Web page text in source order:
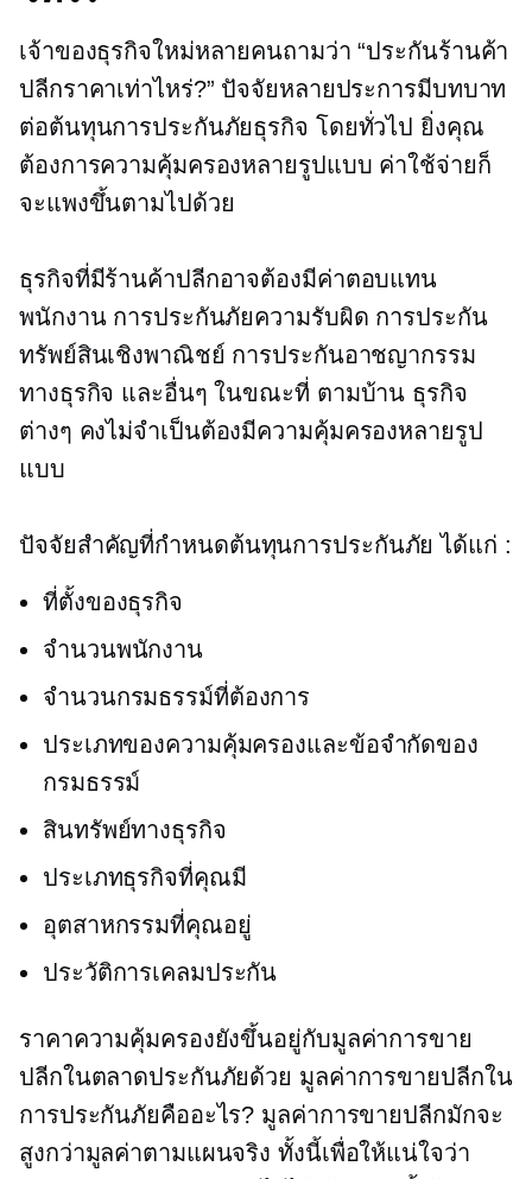
เจ้าของธุรกิจใหม่หลายคนถามว่า “ประกันร้านค้า
ปลีกราคาเท่าไหร่?” ปัจจัยหลายประการมีบทบาท
ต่อต้นทุนการประกันภัยธุรกิจ โดยทั่วไป ยิ่งคุณ
ต้องการความคุ้มครองหลายรูปแบบ ค่าใช้จ่ายก็
จะแพงขึ้นตามไปด้วย
ธุรกิจที่มีร้านค้าปลีกอาจต้องมีค่าตอบแทน
พนักงาน การประกันภัยความรับผิด การประกัน
ทรัพย์สินเชิงพาณิชย์ การประกันอาชญากรรม
ทางธุรกิจ และอื่นๆ ในขณะที่ ตามบ้าน ธุรกิจ
ต่างๆ คงไม่จำเป็นต้องมีความคุ้มครองหลายรูป
แบบ
ปัจจัยสำคัญที่กำหนดต้นทุนการประกันภัย ได้แก่ :
ที่ตั้งของธุรกิจ
จำนวนพนักงาน
จำนวนกรมธรรม์ที่ต้องการ
ประเภทของความคุ้มครองและข้อจำกัดของ
กรมธรรม์
สินทรัพย์ทางธุรกิจ
ประเภทธุรกิจที่คุณมี
อุตสาหกรรมที่คุณอยู่
ประวัติการเคลมประกัน
ราคาความคุ้มครองยังขึ้นอยู่กับมูลค่าการขาย
ปลีกในตลาดประกันภัยด้วย มูลค่าการขายปลีกใน
การประกันภัยคืออะไร? มูลค่าการขายปลีกมักจะ
สูงกว่ามูลค่าตามแผนจริง ทั้งนี้เพื่อให้แน่ใจว่า